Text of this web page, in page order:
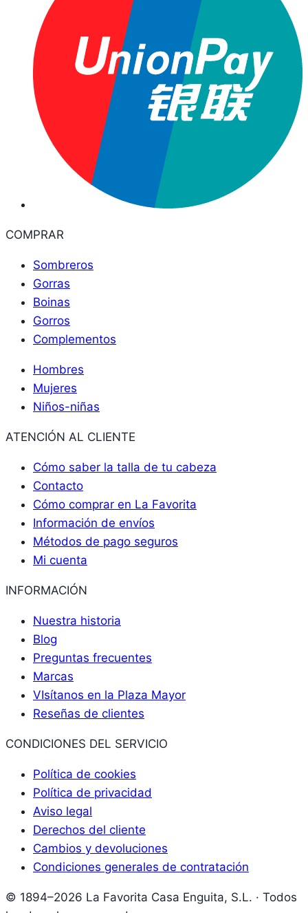
COMPRAR
Sombreros
Gorras
Boinas
Gorros
Complementos
Hombres
Mujeres
Niños-niñas
ATENCIÓN AL CLIENTE
Cómo saber la talla de tu cabeza
Contacto
Cómo comprar en La Favorita
Información de envíos
Métodos de pago seguros
Mi cuenta
INFORMACIÓN
Nuestra historia
Blog
Preguntas frecuentes
Marcas
VIsítanos en la Plaza Mayor
Reseñas de clientes
CONDICIONES DEL SERVICIO
Política de cookies
Política de privacidad
Aviso legal
Derechos del cliente
Cambios y devoluciones
Condiciones generales de contratación
© 1894–2026 La Favorita Casa Enguita, S.L. · Todos